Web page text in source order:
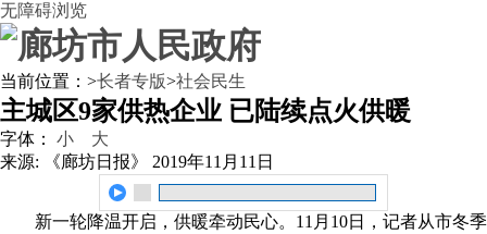
无障碍浏览
当前位置： >长者专版>社会民生
主城区9家供热企业 已陆续点火供暖
字体： 小
大
来源: 《廊坊日报》
2019年11月11日
新一轮降温开启，供暖牵动民心。11月10日，记者从市冬季